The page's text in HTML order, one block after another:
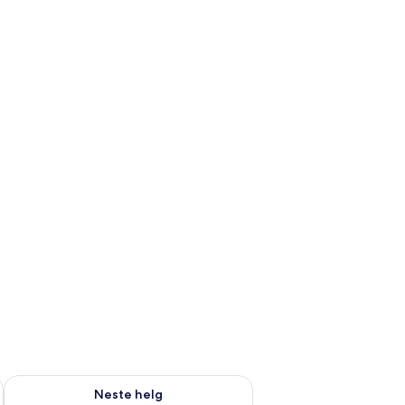
14 - aug. 16
Neste helg
Sjekk tilgjengelighet for neste helg, aug. 21 - aug. 23